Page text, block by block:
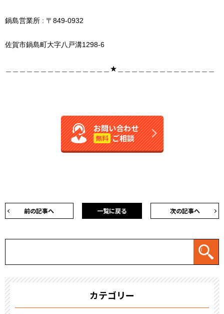
鍋島営業所 : 〒849-0932
佐賀市鍋島町大字八戸溝1298-6
＿＿＿＿＿＿＿＿＿＿＿＿＿＿＿★＿＿＿＿＿＿＿＿＿＿＿＿＿＿
お問い合わせ
無料 ご相談
前の記事へ 次の記事へ
一覧に戻る
カテゴリー